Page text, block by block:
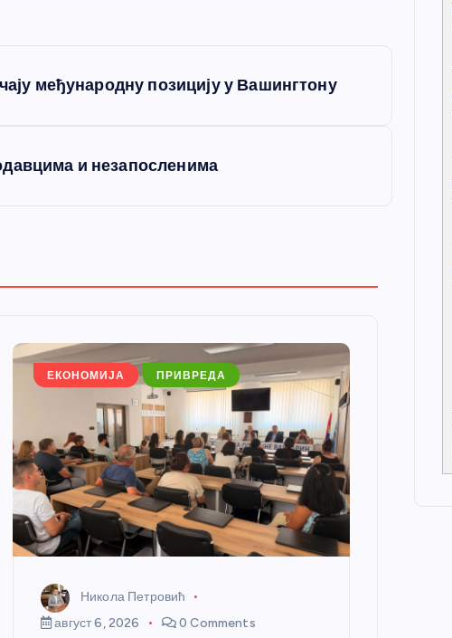
међународну позицију у Вашингтону
и незапосленима
ЕКОНОМИЈА ПРИВРЕДА
Никола Петровић
август 6, 2026
0 Comments